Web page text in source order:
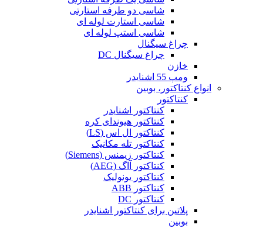
شاسی دو طرفه استارتی
شاسی استارت لوله ای
شاسی استپ لوله ای
چراغ سیگنال
چراغ سیگنال DC
خازن
ومپ 55 اشنایدر
انواع کنتاکتور، بوبین
کنتاکتور
کنتاکتور اشنایدر
کنتاکتور هیوندای کره
کنتاکتور ال اس (LS)
کنتاکتور تله مکانیک
کنتاکتور زیمنس (Siemens)
کنتاکتور آاگ (AEG)
کنتاکتور یونولیک
کنتاکتور ABB
کنتاکتور DC
پلاتین برای کنتاکتور اشنایدر
بوبین